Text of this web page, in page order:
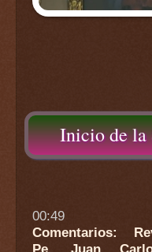
Inicio de la
00:49
Comentarios:
Pe. Juan